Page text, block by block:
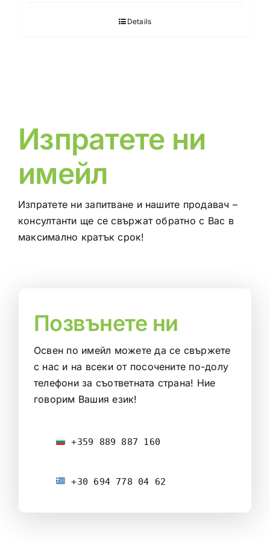
Details
Изпратете ни
имейл
Изпратете ни запитване и нашите продавач –
консултанти ще се свържат обратно с Вас в
максимално кратък срок!
Позвънете ни
Освен по имейл можете да се свържете
с нас и на всеки от посочените по-долу
телефони за съответната страна! Ние
говорим Вашия език!
+359 889 887 160
+30 694 778 04 62